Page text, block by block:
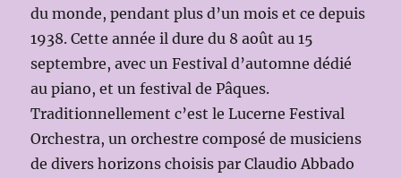
du monde, pendant plus d’un mois et ce depuis
1938. Cette année il dure du 8 août au 15
septembre, avec un Festival d’automne dédié
au piano, et un festival de Pâques.
Traditionnellement c’est le Lucerne Festival
Orchestra, un orchestre composé de musiciens
de divers horizons choisis par Claudio Abbado